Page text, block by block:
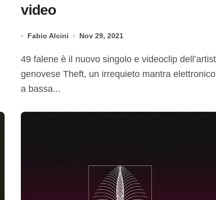
video
Fabio Alcini Nov 29, 2021
49 falene è il nuovo singolo e videoclip dell’artista
genovese Theft, un irrequieto mantra elettronico
a bassa...